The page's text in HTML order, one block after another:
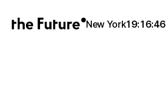
New York19:16:46